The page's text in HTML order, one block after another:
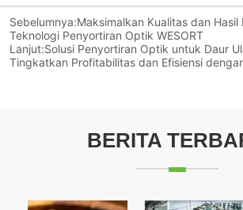
Sebelumnya:Maksimalkan Kualitas dan Hasil
Teknologi Penyortiran Optik WESORT
Lanjut:Solusi Penyortiran Optik untuk Daur
Tingkatkan Profitabilitas dan Efisiensi
BERITA